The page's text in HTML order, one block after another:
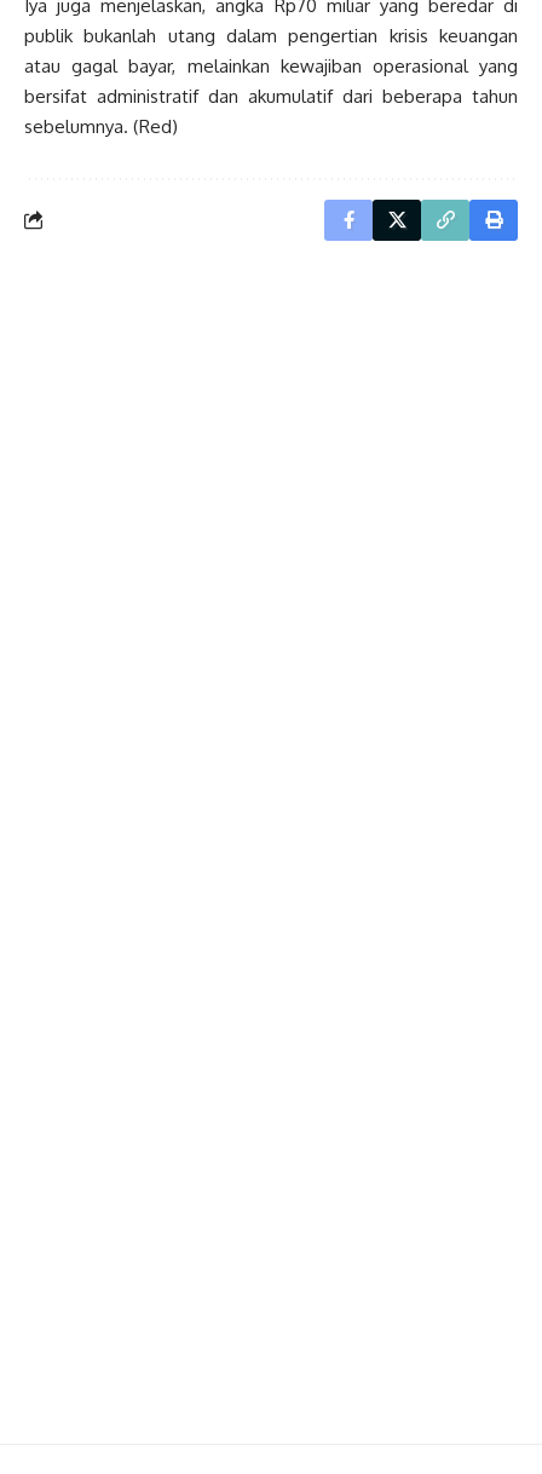
Iya juga menjelaskan, angka Rp70 miliar yang beredar di
publik bukanlah utang dalam pengertian krisis keuangan
atau gagal bayar, melainkan kewajiban operasional yang
bersifat administratif dan akumulatif dari beberapa tahun
sebelumnya. (Red)